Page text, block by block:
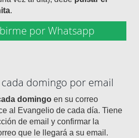
.
por Whatsapp
domingo por email
domingo en su correo
al Evangelio de cada día. Tiene
de email y confirmar la
que le llegará a su email.